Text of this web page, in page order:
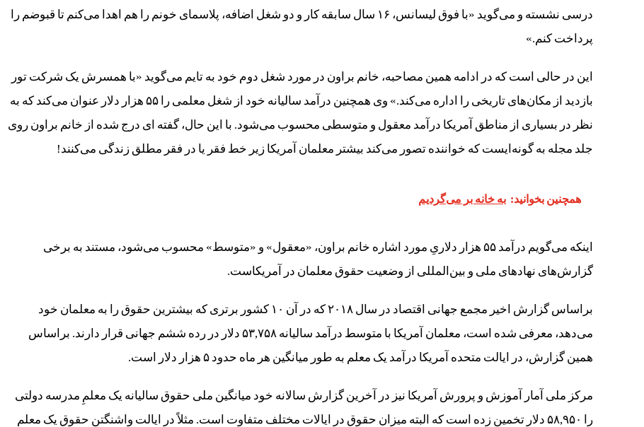
درسی نشسته و می‌گوید «با فوق لیسانس، ۱۶ سال سابقه کار و دو شغل اضافه، پلاسمای خونم را هم اهدا می‌کنم تا قبوضم را
پرداخت کنم.»
این در حالی است که در ادامه همین مصاحبه، خانم براون در مورد شغل دوم خود به تایم می‌گوید «با همسرش یک شرکت تور
بازدید از مکان‌های تاریخی را اداره می‌کند.» وی همچنین درآمد سالیانه خود از شغل معلمی را ۵۵ هزار دلار عنوان می‌کند که به
نظر در بسیاری از مناطق آمریکا درآمد معقول و متوسطی محسوب می‌شود. با این حال، گفته ‌ای درج شده از خانم براون روی
جلد مجله به گونه‌ایست که خواننده تصور می‌کند بیشتر معلمان آمریکا زیر خط فقر یا در فقر مطلق زندگی می‌کنند!
همچنین بخوانید: به خانه بر می‌گردیم
اینکه می‌گویم درآمد ۵۵ هزار دلاریِ مورد اشاره خانم براون، «معقول» و «متوسط» محسوب می‌شود، مستند به برخی
گزارش‌های نهادهای ملی و بین‌المللی از وضعیت حقوق معلمان در آمریکاست.
براساس گزارش اخیر مجمع جهانی اقتصاد در سال ۲۰۱۸ که در آن ۱۰ کشور برتری که بیشترین حقوق را به معلمان خود
می‌دهد، معرفی شده است، معلمان آمریکا با متوسط درآمد سالیانه ۵۳,۷۵۸ دلار در رده ششم جهانی قرار دارند‌. براساس
همین گزارش، در ایالت متحده آمریکا درآمد یک معلم به طور میانگین هر ماه حدود ۵ هزار دلار است.
مرکز ملی آمار آموزش و پرورش آمریکا نیز در آخرین گزارش سالانه خود میانگین ملی حقوق سالیانه یک معلمِ مدرسه دولتی
را ۵۸,۹۵۰ دلار تخمین زده است که البته میزان حقوق در ایالات مختلف متفاوت است. مثلاً در ایالت واشنگتن حقوق یک معلم